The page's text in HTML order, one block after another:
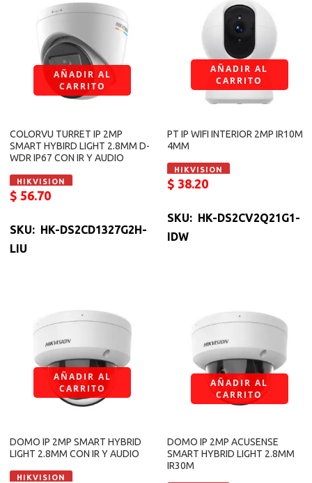
COLORVU TURRET IP 2MP
SMART HYBIRD LIGHT 2.8MM D-
WDR IP67 CON IR Y AUDIO
HIKVISION
$ 56.70
SKU: HK-DS2CD1327G2H-
LIU
AÑADIR AL
CARRITO
PT IP WIFI INTERIOR 2MP IR10M
4MM
HIKVISION
$ 38.20
SKU: HK-DS2CV2Q21G1-
IDW
AÑADIR AL
CARRITO
DOMO IP 2MP SMART HYBRID
LIGHT 2.8MM CON IR Y AUDIO
HIKVISION
AÑADIR AL
CARRITO
DOMO IP 2MP ACUSENSE
SMART HYBRID LIGHT 2.8MM
IR30M
AÑADIR AL
CARRITO